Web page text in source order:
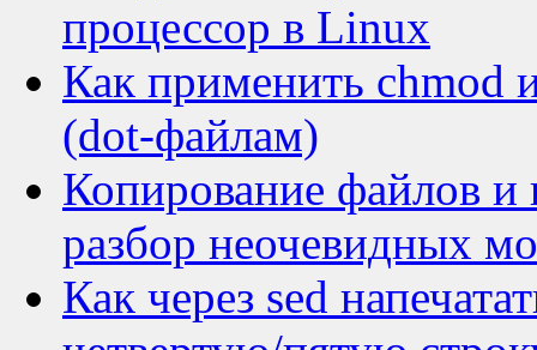
процессор в Linux
Как применить chmod
(dot-файлам)
Копирование файлов и
разбор неочевидных
Как через sed